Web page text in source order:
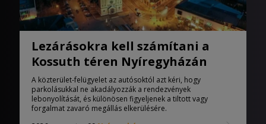
Lezárásokra kell számítani a
Kossuth téren Nyíregyházán
A közterület-felügyelet az autósoktól azt kéri, hogy
parkolásukkal ne akadályozzák a rendezvények
lebonyolítását, és különösen figyeljenek a tiltott vagy
forgalmat zavaró megállás elkerülésére.